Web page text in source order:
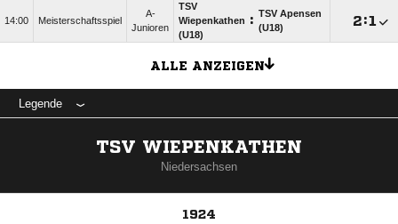
14:00 Meisterschaftsspiel
A-
Junioren
TSV
Wiepenkathen
(U18)
: TSV Apensen
(U18)
:
ALLE ANZEIGEN
Legende
TSV WIEPENKATHEN
Niedersachsen
1924